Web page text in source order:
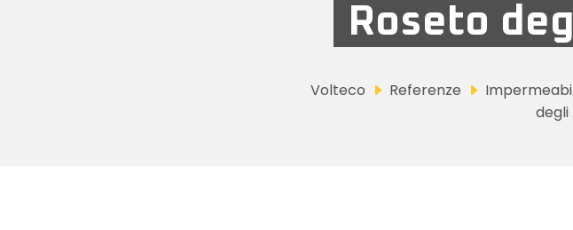
Roseto
Volteco Referenze
degli